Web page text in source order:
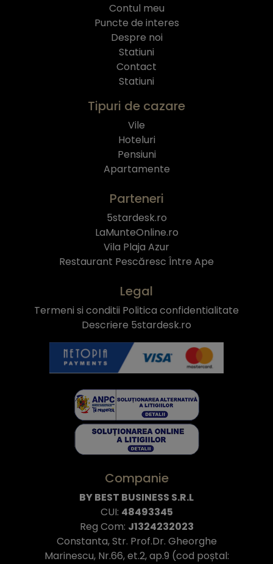
Contul meu
Puncte de interes
Despre noi
Statiuni
Contact
Statiuni
Tipuri de cazare
Vile
Hoteluri
Pensiuni
Apartamente
Parteneri
5stardesk.ro
LaMunteOnline.ro
Vila Plaja Azur
Restaurant Pescăresc Între Ape
Legal
Termeni si conditii Politica confidentialitate
Descriere 5stardesk.ro
Companie
BY BEST BUSINESS S.R.L
CUI: 48493345
Reg Com: J1324232023
Constanta, Str. Prof.Dr. Gheorghe
Marinescu, Nr.66, et.2, ap.9 (cod poștal: